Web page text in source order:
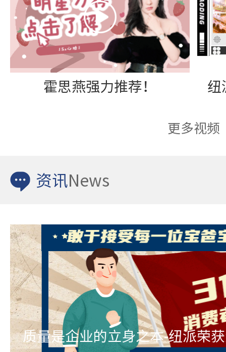
霍思燕强力推荐！
更多视频
资讯 News
质量是企业的立身之本-纽派荣